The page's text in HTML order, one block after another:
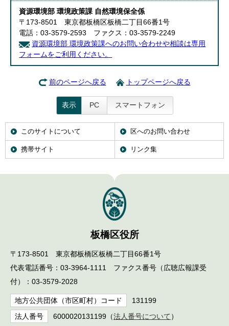
資源環境部 環境政策課 自然環境保全係
〒173-8501 東京都板橋区板橋二丁目66番1号
電話：03-3579-2593 ファクス：03-3579-2249
資源環境部 環境政策課へのお問い合わせや相談は専用
フォームをご利用ください。
前のページへ戻る トップページへ戻る
表示 PC スマートフォン
このサイトについて 区へのお問い合わせ
携帯サイト リンク集
板橋区役所
〒173-8501 東京都板橋区板橋二丁目66番1号
代表電話番号：03-3964-1111 ファクス番号（広聴広報課受
付）：03-3579-2028
地方公共団体（市区町村）コード 131199
法人番号 6000020131199（法人番号について ）